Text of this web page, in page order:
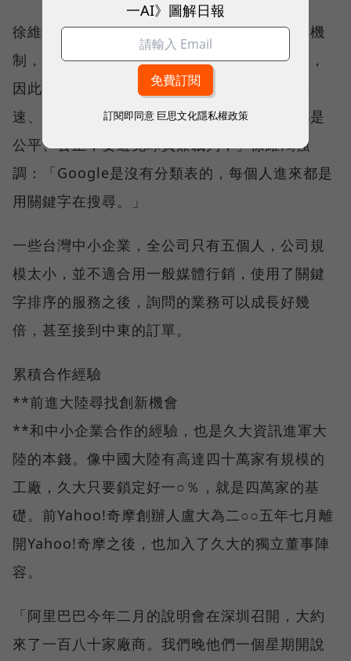
徐維鴻解釋，搜尋引擎是一種自然排序的運算機
制，參數會改變調整，每天不斷有新資料進來，
因此一定要提供給搜尋者熱門的東西，強調快
速、精準、有效，「所有的搜尋引擎強調的都是
公平、公正，要避免球員兼裁判，」徐維鴻強
調：「Google是沒有分類表的，每個人進來都是
用關鍵字在搜尋。」
一些台灣中小企業，全公司只有五個人，公司規
模太小，並不適合用一般媒體行銷，使用了關鍵
字排序的服務之後，詢問的業務可以成長好幾
倍，甚至接到中東的訂單。
累積合作經驗
**前進大陸尋找創新機會
**和中小企業合作的經驗，也是久大資訊進軍大
陸的本錢。像中國大陸有高達四十萬家有規模的
工廠，久大只要鎖定好一○％，就是四萬家的基
礎。前Yahoo!奇摩創辦人盧大為二○○五年七月離
開Yahoo!奇摩之後，也加入了久大的獨立董事陣
容。
「阿里巴巴今年二月的說明會在深圳召開，大約
來了一百八十家廠商。我們晚他們一個星期開說
一AI》圖解日報
訂閱即同意 巨思文化隱私權政策